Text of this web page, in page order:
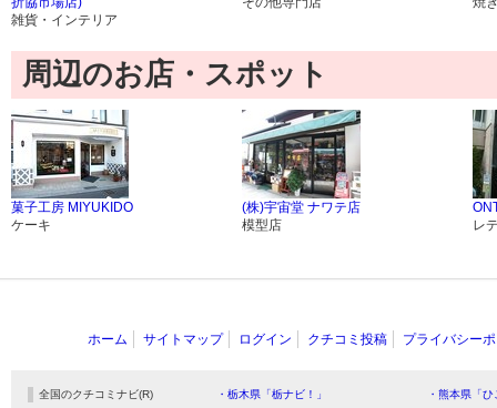
雑貨・インテリア
周辺のお店・スポット
菓子工房 MIYUKIDO
ケーキ
(株)宇宙堂 ナワテ店
模型店
レ
ホーム サイトマップ ログイン クチコミ投稿 プライバシー
全国のクチコミナビ(R) ・栃木県「栃ナビ！」
・熊本県「